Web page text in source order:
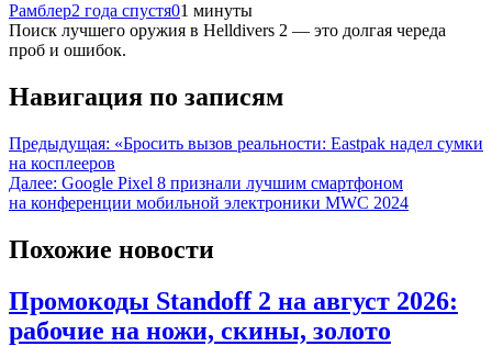
Рамблер2 года спустя01 минуты
Поиск лучшего оружия в Helldivers 2 — это долгая череда
проб и ошибок.
Навигация по записям
Предыдущая: «Бросить вызов реальности: Eastpak надел сумки
на косплееров
Далее: Google Pixel 8 признали лучшим смартфоном
на конференции мобильной электроники MWC 2024
Похожие новости
Промокоды Standoff 2 на август 2026:
рабочие на ножи, скины, золото